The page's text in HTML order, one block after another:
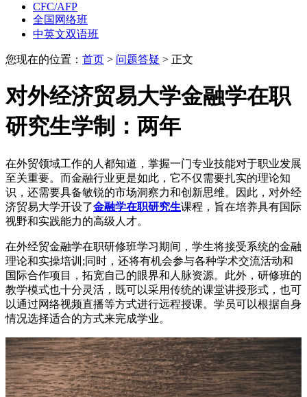
CFC/AFP
全国网络班
中英文双语班
您现在的位置： 首页 > 问题答疑 > 正文
对外经济贸易大学金融学在职
研究生学制：两年
在外贸领域工作的人都知道，掌握一门专业技能对于职业发展
至关重要。而金融行业更是如此，它不仅需要扎实的理论知
识，还需要具备敏锐的市场洞察力和创新思维。因此，对外经
济贸易大学开设了金融学在职研究生课程，旨在培养具有国际
视野和实践能力的高级人才。
在外经贸金融学在职研修班学习期间，学生将接受系统的金融
理论和实操培训;同时，还将有机会参与各种学术交流活动和
国际合作项目，拓宽自己的眼界和人脉资源。此外，研修班的
教学模式也十分灵活，既可以采用传统的课堂讲授形式，也可
以通过网络视频直播等方式进行远程授课。学员可以根据自身
情况选择适合的方式来完成学业。